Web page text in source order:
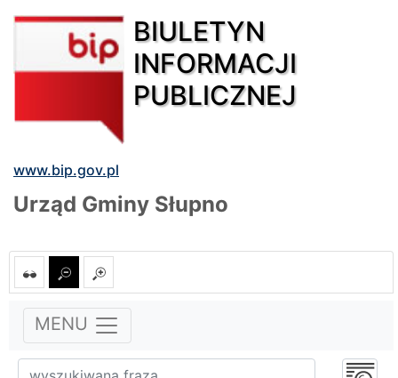
BIULETYN
INFORMACJI
PUBLICZNEJ
www.bip.gov.pl
Urząd Gminy Słupno
MENU